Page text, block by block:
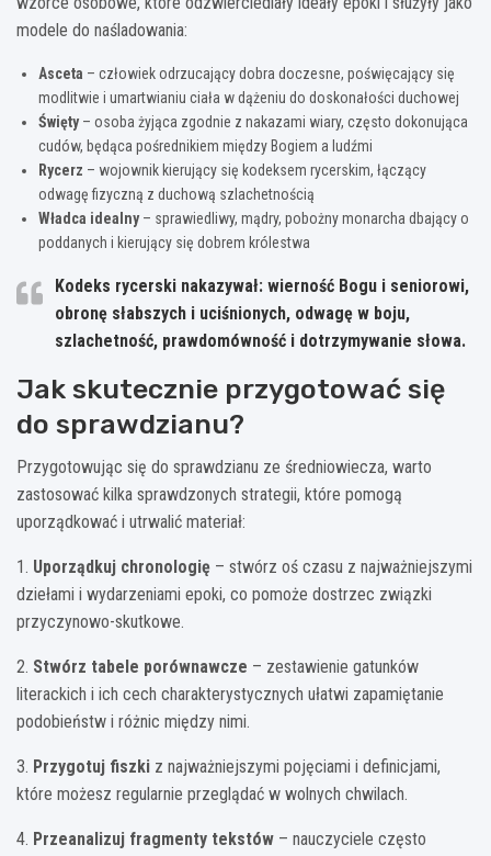
modele do naśladowania:
Asceta – człowiek odrzucający dobra doczesne, poświęcający się
modlitwie i umartwianiu ciała w dążeniu do doskonałości duchowej
Święty– osoba żyjąca zgodnie z nakazami wiary, często dokonująca
cudów, będąca pośrednikiem między Bogiem a ludźmi
Rycerz – wojownik kierujący się kodeksem rycerskim, łączący
odwagę fizyczną z duchową szlachetnością
Władca idealny– sprawiedliwy, mądry, pobożny monarcha dbający o
poddanych i kierujący się dobrem królestwa
Kodeks rycerski nakazywał: wierność Bogu i seniorowi,
obronę słabszych i uciśnionych, odwagę w boju,
szlachetność, prawdomówność i dotrzymywanie słowa.
Jak skutecznie przygotować się
do sprawdzianu?
Przygotowując się do sprawdzianu ze średniowiecza, warto
zastosować kilka sprawdzonych strategii, które pomogą
uporządkować i utrwalić materiał:
1. Uporządkuj chronologię – stwórz oś czasu z najważniejszymi
dziełami i wydarzeniami epoki, co pomoże dostrzec związki
przyczynowo-skutkowe.
2. Stwórz tabele porównawcze – zestawienie gatunków
literackich i ich cech charakterystycznych ułatwi zapamiętanie
podobieństw i różnic między nimi.
3. Przygotuj fiszki z najważniejszymi pojęciami i definicjami,
które możesz regularnie przeglądać w wolnych chwilach.
4. Przeanalizuj fragmenty tekstów – nauczyciele często